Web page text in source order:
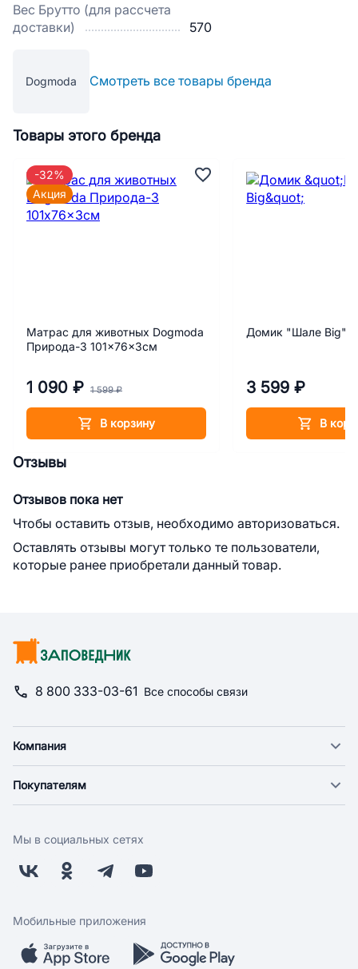
Вес Брутто (для рассчета
доставки)
570
Dogmoda Смотреть все товары бренда
Товары этого бренда
Матрас для животных Dogmoda
Природа-3 101x76x3см
1 090 ₽ 1 599 ₽
В корзину
-32%
Акция
Домик "Шале Big"
3 599 ₽
В
Отзывы
Отзывов пока нет
Чтобы оставить отзыв, необходимо авторизоваться.
Оставлять отзывы могут только те пользователи,
которые ранее приобретали данный товар.
8 800 333-03-61 Все способы связи
Компания
Новости
Поставщикам
Заводчикам
Обратная связь
Покупателям
Оплата
Бонусная программа
Скидки и акции
Мобильное приложение
Мы в социальных сетях
Мобильные приложения